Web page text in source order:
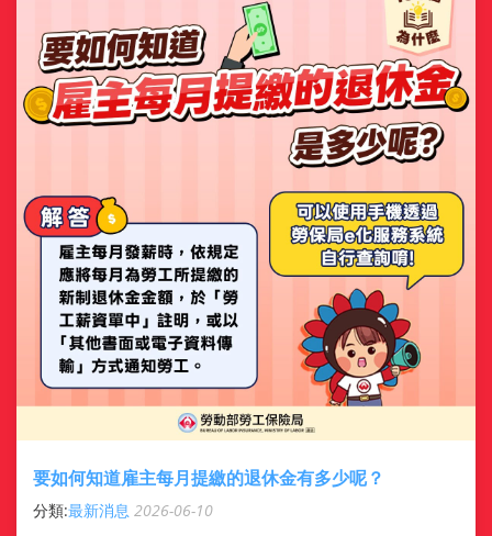
勞保老年給付 vs 勞工退休金 一次看懂！ 許多勞工朋友常把
「勞保老年給付」和「勞工退休金」搞混 其實兩者性質、對
象、來源及請領方式都不一樣喔！ 勞保老年給付（社會保險）
來源 ...
要如何知道雇主每月提繳的退休金有多少呢？
分類:最新消息 2026-06-10